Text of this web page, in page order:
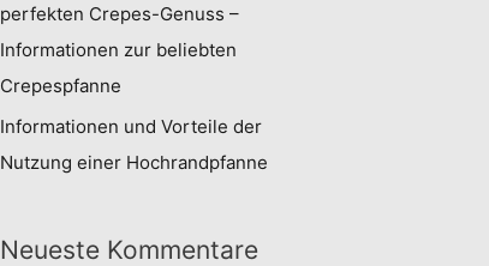
perfekten Crepes-Genuss –
Informationen zur beliebten
Crepespfanne
Informationen und Vorteile der
Nutzung einer Hochrandpfanne
Neueste Kommentare